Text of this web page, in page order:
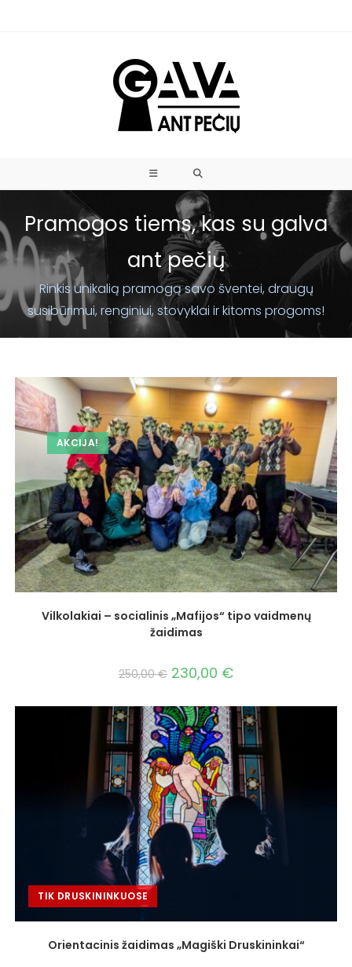
Pramogos tiems, kas su galva
ant pečių
Rinkis unikalią pramogą savo šventei, draugų
susibūrimui, renginiui, stovyklai ir kitoms progoms!
AKCIJA!
Vilkolakiai – socialinis „Mafijos“ tipo vaidmenų
žaidimas
250,00€ 230,00 €
TIK DRUSKININKUOSE
Orientacinis žaidimas „Magiški Druskininkai“